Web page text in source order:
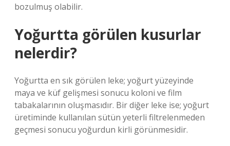
bozulmuş olabilir.
Yoğurtta görülen kusurlar
nelerdir?
Yoğurtta en sık görülen leke; yoğurt yüzeyinde
maya ve küf gelişmesi sonucu koloni ve film
tabakalarının oluşmasıdır. Bir diğer leke ise; yoğurt
üretiminde kullanılan sütün yeterli filtrelenmeden
geçmesi sonucu yoğurdun kirli görünmesidir.